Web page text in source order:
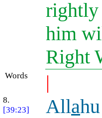
rightly
him
Right
Words |
8.
[39:23]
Alla